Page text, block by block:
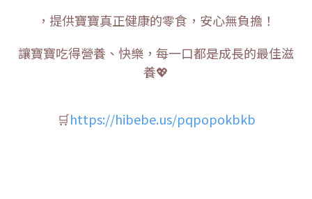
，提供寶寶真正健康的零食，安心無負擔！
讓寶寶吃得營養、快樂，每一口都是成長的最佳滋
養💖
🛒https://hibebe.us/pqpopokbkb